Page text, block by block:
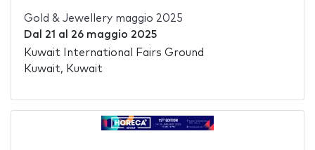
Gold & Jewellery maggio 2025
Dal 21 al 26 maggio 2025
Kuwait International Fairs Ground
Kuwait, Kuwait